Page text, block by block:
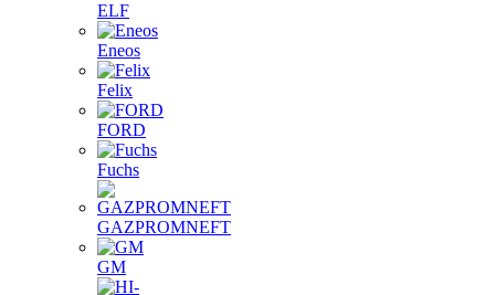
ELF
Eneos
Felix
FORD
Fuchs
GAZPROMNEFT
GM